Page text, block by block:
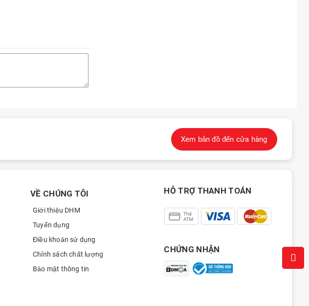
Xem bản đồ đến cửa hàng
VỀ CHÚNG TÔI
Giới thiệu DHM
Tuyển dụng
Điều khoản sử dụng
Chính sách chất lượng
Bảo mật thông tin
HỖ TRỢ THANH TOÁN
CHỨNG NHẬN